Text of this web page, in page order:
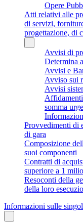
Opere
Atti relativi alle
di servizi,
progettazione, di
Avvisi di
Determina
Avvisi e
Avviso sui
Avvisi
somma
Provvedimenti di
di gara
Composizione
suoi componenti
Contratti di
superiore a 1
Resoconti della
della loro
Informazioni sulle